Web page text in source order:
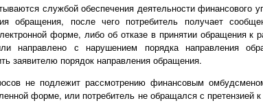
службой обеспечения деятельности финансового
обращения, после чего потребитель получает
форме, либо об отказе в принятии обращения к
направлено с нарушением порядка направления
заявителю порядок направления обращения.
не подлежит рассмотрению финансовым
форме, или потребитель не обращался с претензией